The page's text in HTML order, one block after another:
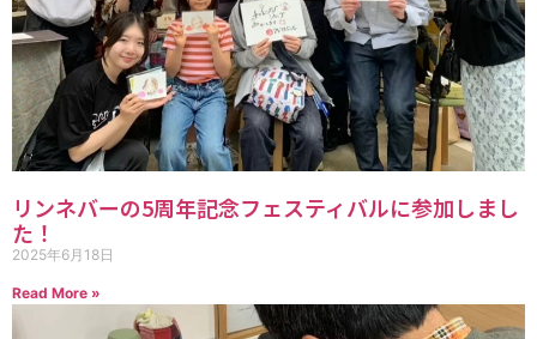
リンネバーの5周年記念フェスティバルに参加しまし
た！
2025年6月18日
Read More »